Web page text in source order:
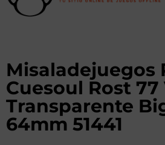
Misaladejuegos
Cuesoul Rost 77
Transparente
64mm 51441